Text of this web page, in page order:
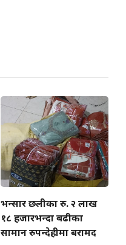
भन्सार छलीका रु. २ लाख
१८ हजारभन्दा बढीका
सामान रुपन्देहीमा बरामद